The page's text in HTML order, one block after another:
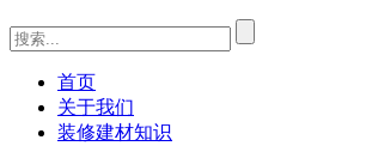
首页
关于我们
装修建材知识